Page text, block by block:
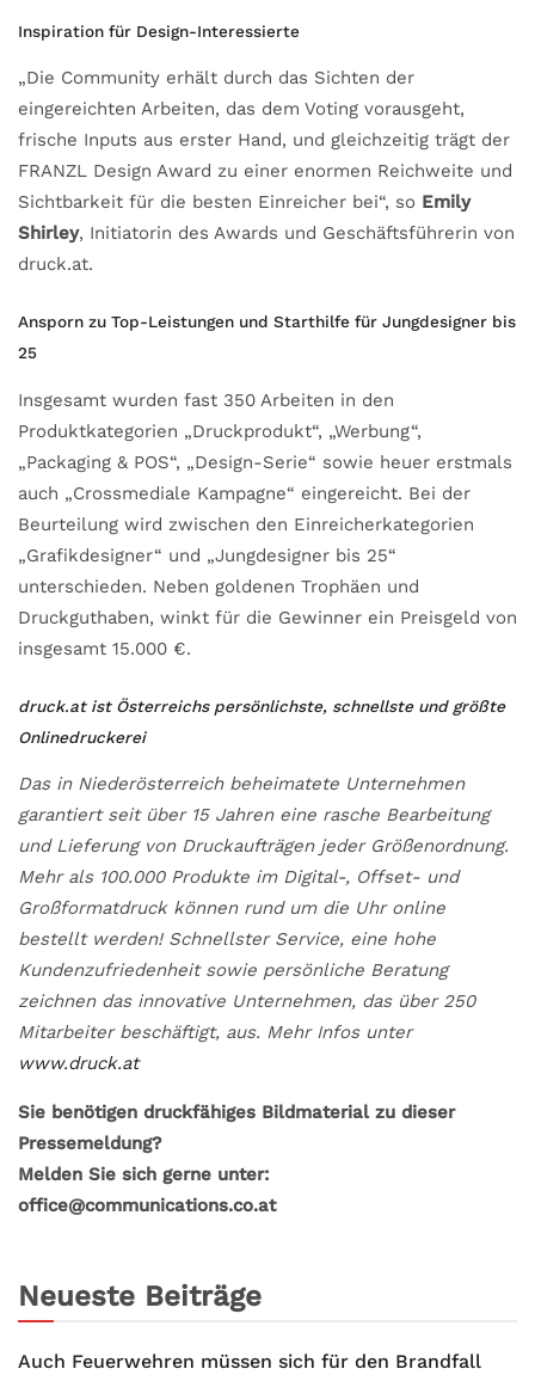
Inspiration für Design-Interessierte
„Die Community erhält durch das Sichten der
eingereichten Arbeiten, das dem Voting vorausgeht,
frische Inputs aus erster Hand, und gleichzeitig trägt der
FRANZL Design Award zu einer enormen Reichweite und
Sichtbarkeit für die besten Einreicher bei“, so Emily
Shirley, Initiatorin des Awards und Geschäftsführerin von
druck.at.
Ansporn zu Top-Leistungen und Starthilfe für Jungdesigner bis
25
Insgesamt wurden fast 350 Arbeiten in den
Produktkategorien „Druckprodukt“, „Werbung“,
„Packaging & POS“, „Design-Serie“ sowie heuer erstmals
auch „Crossmediale Kampagne“ eingereicht. Bei der
Beurteilung wird zwischen den Einreicherkategorien
„Grafikdesigner“ und „Jungdesigner bis 25“
unterschieden. Neben goldenen Trophäen und
Druckguthaben, winkt für die Gewinner ein Preisgeld von
insgesamt 15.000 €.
druck.at ist Österreichs persönlichste, schnellste und größte
Onlinedruckerei
Das in Niederösterreich beheimatete Unternehmen
garantiert seit über 15 Jahren eine rasche Bearbeitung
und Lieferung von Druckaufträgen jeder Größenordnung.
Mehr als 100.000 Produkte im Digital-, Offset- und
Großformatdruck können rund um die Uhr online
bestellt werden! Schnellster Service, eine hohe
Kundenzufriedenheit sowie persönliche Beratung
zeichnen das innovative Unternehmen, das über 250
Mitarbeiter beschäftigt, aus. Mehr Infos unter
www.druck.at
Sie benötigen druckfähiges Bildmaterial zu dieser
Pressemeldung?
Melden Sie sich gerne unter:
office@communications.co.at
Neueste Beiträge
Auch Feuerwehren müssen sich für den Brandfall